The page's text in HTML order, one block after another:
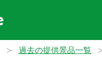
過去の提供景品一覧